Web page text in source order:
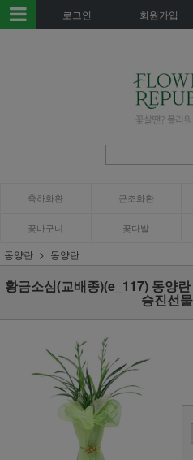
로그인 회원가입
축하화환 근조화환
꽃바구니 꽃다발
동양란 동양란
황금소심(교배종)(e_117) 동양
승진선